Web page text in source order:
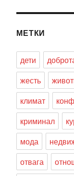
МЕТКИ
дети
жесть
климат
криминал
мода
отвага